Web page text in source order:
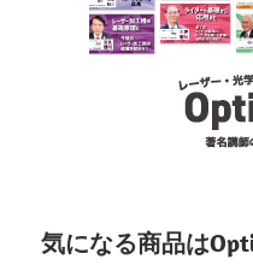
気になる商品は